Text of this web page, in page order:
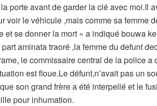
porte avant de garder la clé avec moi.Il
voir le véhicule ,mais comme sa femme
et se donner la mort » a indiqué bouwa
aminata traoré ,la femme du defunt
le commissaire central de la police
est floue.Le défunt,n’avait pas un
son grand frère a été interpellé et le
pour inhumation.